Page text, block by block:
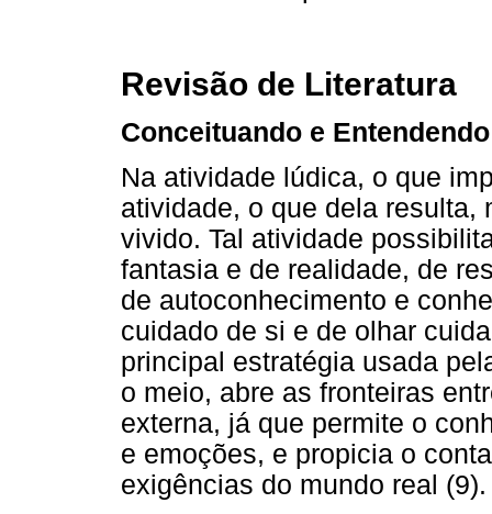
Revisão de Literatura
Conceituando e
Na atividade lúdica, o que
atividade, o que dela resulta,
vivido. Tal atividade
fantasia e de realidade, de
de autoconhecimento e
cuidado de si e de olhar
principal estratégia usada
o meio, abre as fronteiras
externa, já que permite o
e emoções, e propicia o
exigências do mundo real (9).